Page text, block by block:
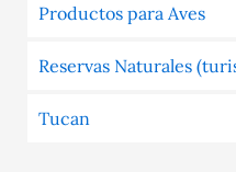
Productos para Aves
Reservas Naturales
Tucan